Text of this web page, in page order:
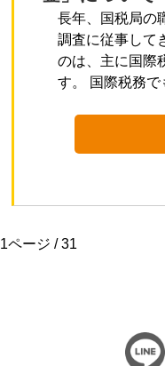
長年、国税局の
調査に従事して
のは、主に国際
す。 国際税務で
1ページ / 31